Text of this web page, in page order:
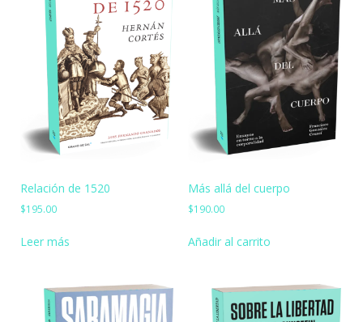
Relación de 1520
$195.00
Leer más
Más allá del cuerpo
$190.00
Añadir al carrito